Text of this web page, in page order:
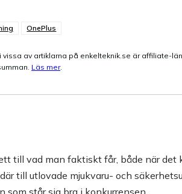
OnePlus
av artiklarna på enkelteknik.se är affiliate-
Läs mer.
till vad man faktiskt får, både när det
till utlovade mjukvaru- och